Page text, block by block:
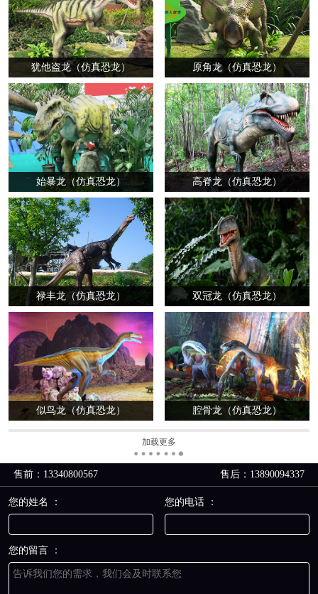
犹他盗龙（仿真恐龙） 原角龙（仿真恐龙）
始暴龙（仿真恐龙） 高脊龙（仿真恐龙）
禄丰龙（仿真恐龙） 双冠龙（仿真恐龙）
似鸟龙（仿真恐龙） 腔骨龙（仿真恐龙）
加载更多
售前：13340800567 售后：13890094337
您的姓名 ： 您的电话 ：
您的留言 ：